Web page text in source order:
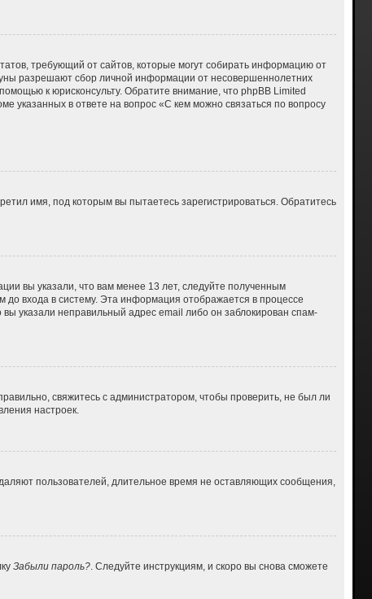
требующий от сайтов, которые могут собирать информацию от
разрешают сбор личной информации от несовершеннолетних
к юрисконсульту. Обратите внимание, что phpBB Limited
указанных в ответе на вопрос «С кем можно связаться по вопросу
имя, под которым вы пытаетесь зарегистрироваться. Обратитесь
вы указали, что вам менее 13 лет, следуйте полученным
входа в систему. Эта информация отображается в процессе
указали неправильный адрес email либо он заблокирован спам-
свяжитесь с администратором, чтобы проверить, не был ли
настроек.
пользователей, длительное время не оставляющих сообщения,
Забыли пароль?. Следуйте инструкциям, и скоро вы снова сможете